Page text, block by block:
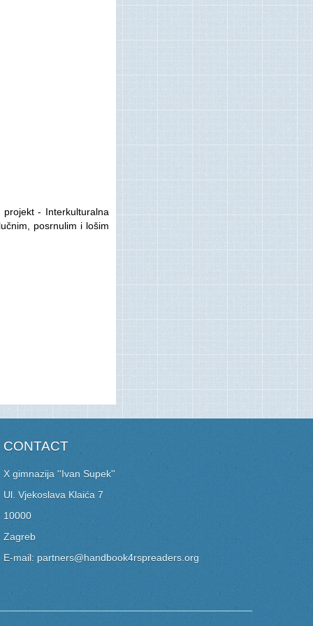
projekt - Interkulturalna
posrnulim i lošim
CONTACT
X gimnazija ''Ivan Supek''
Ul. Vjekoslava Klaića 7
10000
Zagreb
E-mail: partners@handbook4rspreaders.org